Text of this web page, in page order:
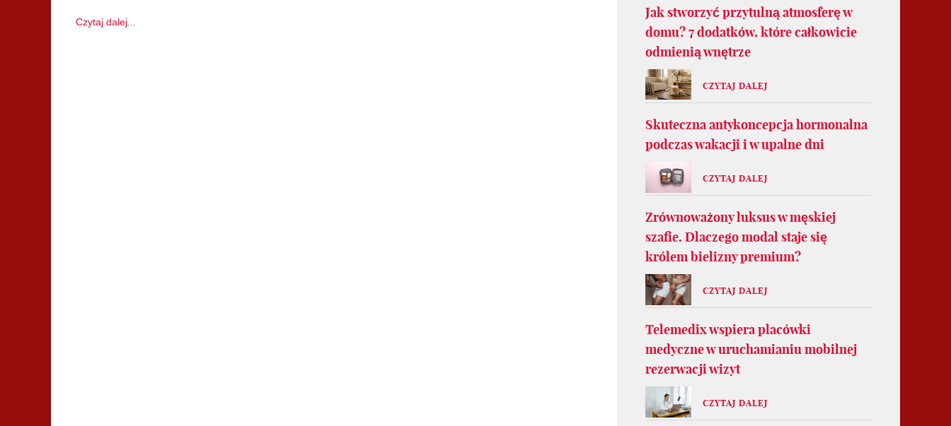
Czytaj dalej...
Jak stworzyć przytulną atmosferę w
domu? 7 dodatków, które całkowicie
odmienią wnętrze
CZYTAJ DALEJ
Skuteczna antykoncepcja hormonalna
podczas wakacji i w upalne dni
CZYTAJ DALEJ
Zrównoważony luksus w męskiej
szafie. Dlaczego modal staje się
królem bielizny premium?
CZYTAJ DALEJ
Telemedix wspiera placówki
medyczne w uruchamianiu mobilnej
rezerwacji wizyt
CZYTAJ DALEJ